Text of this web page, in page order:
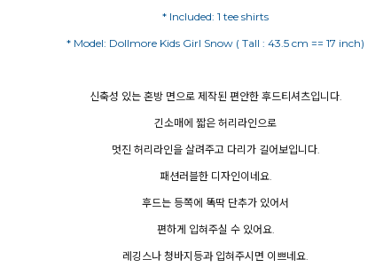
* Included: 1 tee shirts
* Model: Dollmore Kids Girl Snow ( Tall : 43.5 cm == 17 inch)
신축성 있는 혼방 면으로 제작된 편안한 후드티셔츠입니다.
긴소매에 짧은 허리라인으로
멋진 허리라인을 살려주고 다리가 길어보입니다.
패션러블한 디자인이네요.
후드는 등쪽에 똑딱 단추가 있어서
편하게 입혀주실 수 있어요.
레깅스나 청바지등과 입혀주시면 이쁘네요.